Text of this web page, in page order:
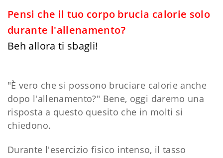
Pensi che il tuo corpo brucia calorie solo
durante l'allenamento?
Beh allora ti sbagli!
"È vero che si possono bruciare calorie anche
dopo l'allenamento?" Bene, oggi daremo una
risposta a questo quesito che in molti si
chiedono.
Durante l'esercizio fisico intenso, il tasso